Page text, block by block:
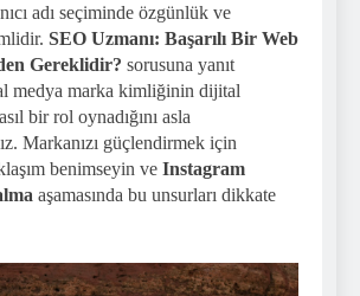
adı seçiminde özgünlük ve
SEO Uzmanı: Başarılı Bir Web
Gereklidir? sorusuna yanıt
medya marka kimliğinin dijital
bir rol oynadığını asla
Markanızı güçlendirmek için
benimseyin ve Instagram
aşamasında bu unsurları dikkate